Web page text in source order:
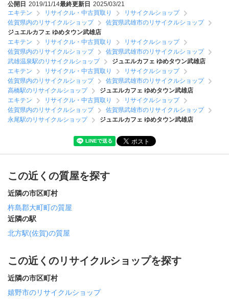
公開日 2019/11/14最終更新日 2025/03/21
エキテン
リサイクル・中古買取り
リサイクルショップ
佐賀県内のリサイクルショップ
佐賀県武雄市のリサイクルショップ
ジュエルカフェ ゆめタウン武雄店
エキテン
リサイクル・中古買取り
リサイクルショップ
佐賀県内のリサイクルショップ
佐賀県武雄市のリサイクルショップ
武雄温泉駅のリサイクルショップ
ジュエルカフェ ゆめタウン武雄店
エキテン
リサイクル・中古買取り
リサイクルショップ
佐賀県内のリサイクルショップ
佐賀県武雄市のリサイクルショップ
高橋駅のリサイクルショップ
ジュエルカフェ ゆめタウン武雄店
エキテン
リサイクル・中古買取り
リサイクルショップ
佐賀県内のリサイクルショップ
佐賀県武雄市のリサイクルショップ
永尾駅のリサイクルショップ
ジュエルカフェ ゆめタウン武雄店
この近くの質屋を探す
近隣の市区町村
杵島郡大町町の質屋
近隣の駅
北方駅(佐賀)の質屋
この近くのリサイクルショップを探す
近隣の市区町村
嬉野市のリサイクルショップ